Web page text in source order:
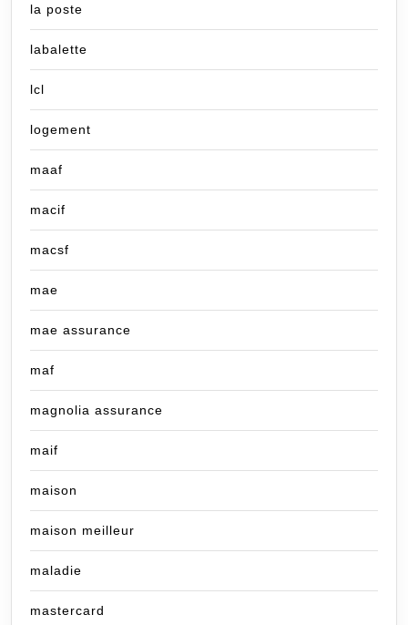
la poste
labalette
lcl
logement
maaf
macif
macsf
mae
mae assurance
maf
magnolia assurance
maif
maison
maison meilleur
maladie
mastercard